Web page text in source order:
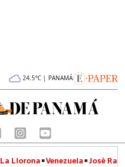
24.5°C | PANAMÁ
La Llorona Venezuela José